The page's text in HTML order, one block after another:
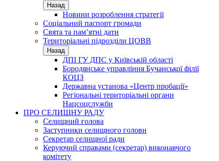
Назад
Новини розроблення стратегії
Соціальний паспорт громади
Свята та пам’ятні дати
Територіальні підрозділи ЦОВВ
Назад
ДПІ ГУ ДПС у Київській області
Бородянське управління Бучанської філії
КОЦЗ
Державна установа «Центр пробації»
Регіональні територіальні органи
Нацсоцслужби
ПРО СЕЛИЩНУ РАДУ
Селищний голова
Заступники селищного голови
Секретар селищної ради
Керуючий справами (секретар) виконавчого
комітету